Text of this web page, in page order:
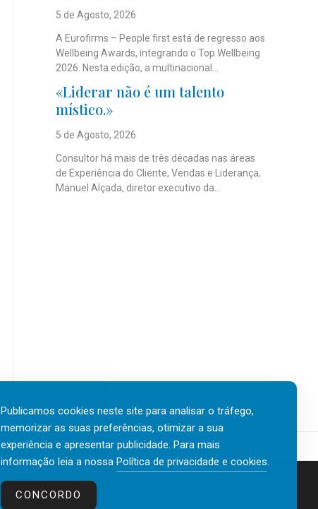
5 de Agosto, 2026
A Eurofirms – People first está de regresso aos
Wellbeing Awards, integrando o Top Wellbeing
2026. Nesta edição, a multinacional...
«Liderar não é um talento
místico.»
5 de Agosto, 2026
Consultor há mais de três décadas nas áreas
de Experiência do Cliente, Vendas e Liderança,
Manuel Alçada, diretor executivo da...
Contactos
Publicamos cookies neste site para analisar o tráfego,
memorizar as suas preferências, otimizar a sua
experiência e apresentar publicidade. Para mais
informação leia a nossa Política de privacidade e cookies.
CONCORDO